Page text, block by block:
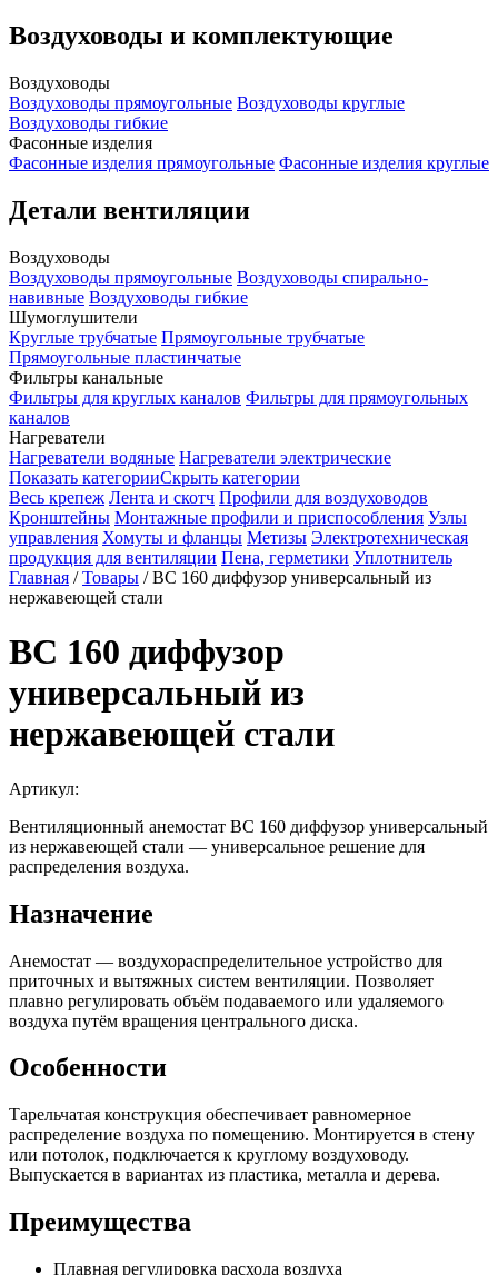
Воздуховоды и комплектующие
Воздуховоды
Воздуховоды прямоугольные Воздуховоды круглые
Воздуховоды гибкие
Фасонные изделия
Фасонные изделия прямоугольные Фасонные изделия круглые
Детали вентиляции
Воздуховоды
Воздуховоды прямоугольные Воздуховоды спирально-
навивные Воздуховоды гибкие
Шумоглушители
Круглые трубчатые Прямоугольные трубчатые
Прямоугольные пластинчатые
Фильтры канальные
Фильтры для круглых каналов Фильтры для прямоугольных
каналов
Нагреватели
Нагреватели водяные Нагреватели электрические
Показать категорииСкрыть категории
Весь крепеж Лента и скотч Профили для воздуховодов
Кронштейны Монтажные профили и приспособления Узлы
управления Хомуты и фланцы Метизы Электротехническая
продукция для вентиляции Пена, герметики Уплотнитель
Главная /Товары /BC 160 диффузор универсальный из
нержавеющей стали
BC 160 диффузор
универсальный из
нержавеющей стали
Артикул:
Вентиляционный анемостат BC 160 диффузор универсальный
из нержавеющей стали — универсальное решение для
распределения воздуха.
Назначение
Анемостат — воздухораспределительное устройство для
приточных и вытяжных систем вентиляции. Позволяет
плавно регулировать объём подаваемого или удаляемого
воздуха путём вращения центрального диска.
Особенности
Тарельчатая конструкция обеспечивает равномерное
распределение воздуха по помещению. Монтируется в стену
или потолок, подключается к круглому воздуховоду.
Выпускается в вариантах из пластика, металла и дерева.
Преимущества
Плавная регулировка расхода воздуха